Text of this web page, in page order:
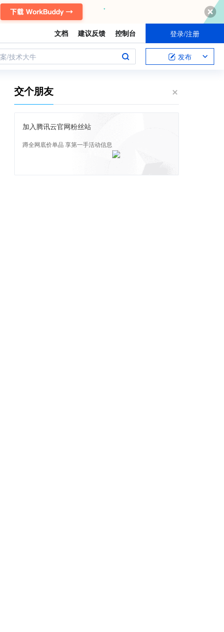
文档 建议反馈 控制台 登录/注册
/技术大牛 发布
交个朋友
加入腾讯云官网粉丝站
蹲全网底价单品 享第一手活动信息